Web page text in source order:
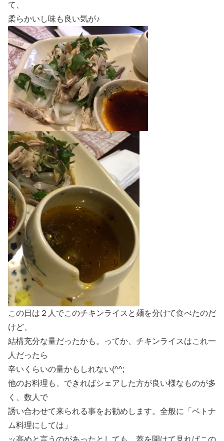
て、
柔らかいし味も良い気が♪
この日は２人でこのチキンライスと麺を分けて食べたのだ
けど、
結構充分な量だったかも。ってか、チキンライスはこれ一
人だったら
辛いくらいの量かもしれない(^^;
他のお料理も、できればシェアした方が良い様なものが多
く、数人で
誘い合わせて来られる事をお勧めします。全般に「ベトナ
ム料理にしては」